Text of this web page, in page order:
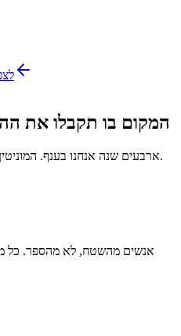
המקום בו תקבלו את
ארבעים שנה אנחנו בענף. המוניטין נבנה לאט, אבל הוא מקצועי ועקבי.
אנשים מהשטח, לא מהספר. כל